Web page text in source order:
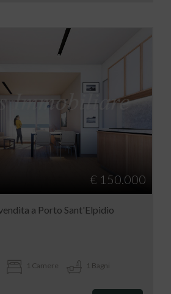
€ 150.000
a Porto Sant'Elpidio
1 Camere 1 Bagni